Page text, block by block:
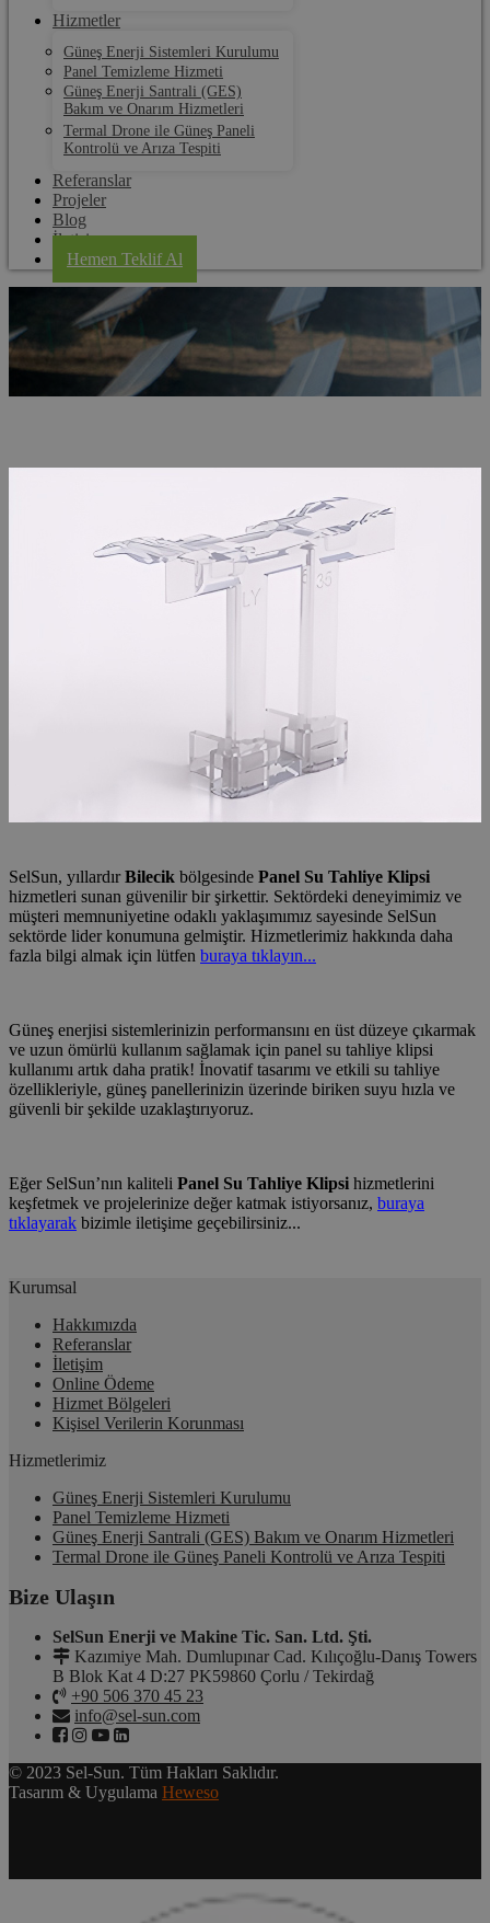
Hizmetler
Güneş Enerji Sistemleri Kurulumu
Panel Temizleme Hizmeti
Güneş Enerji Santrali (GES)
Bakım ve Onarım Hizmetleri
Termal Drone ile Güneş Paneli
Kontrolü ve Arıza Tespiti
Referanslar
Projeler
Blog
İletişim
Hemen Teklif Al
SelSun, yıllardırBilecik bölgesinde Panel Su Tahliye Klipsi
hizmetleri sunan güvenilir bir şirkettir. Sektördeki deneyimimiz ve
müşteri memnuniyetine odaklı yaklaşımımız sayesinde SelSun
sektörde lider konumuna gelmiştir. Hizmetlerimiz hakkında daha
fazla bilgi almak için lütfen buraya tıklayın...
Güneş enerjisi sistemlerinizin performansını en üst düzeye çıkarmak
ve uzun ömürlü kullanım sağlamak için panel su tahliye klipsi
kullanımı artık daha pratik! İnovatif tasarımı ve etkili su tahliye
özellikleriyle, güneş panellerinizin üzerinde biriken suyu hızla ve
güvenli bir şekilde uzaklaştırıyoruz.
Eğer SelSun’nın kaliteli Panel Su Tahliye Klipsi hizmetlerini
keşfetmek ve projelerinize değer katmak istiyorsanız, buraya
tıklayarak bizimle iletişime geçebilirsiniz...
Kurumsal
Hakkımızda
Referanslar
İletişim
Online Ödeme
Hizmet Bölgeleri
Kişisel Verilerin Korunması
Hizmetlerimiz
Güneş Enerji Sistemleri Kurulumu
Panel Temizleme Hizmeti
Güneş Enerji Santrali (GES) Bakım ve Onarım Hizmetleri
Termal Drone ile Güneş Paneli Kontrolü ve Arıza Tespiti
Bize Ulaşın
SelSun Enerji ve Makine Tic. San. Ltd. Şti.
Kazımiye Mah. Dumlupınar Cad. Kılıçoğlu-Danış Towers
B Blok Kat 4 D:27 PK59860 Çorlu / Tekirdağ
+90 506 370 45 23
info@sel-sun.com
© 2023 Sel-Sun. Tüm Hakları Saklıdır.
Tasarım & Uygulama Heweso